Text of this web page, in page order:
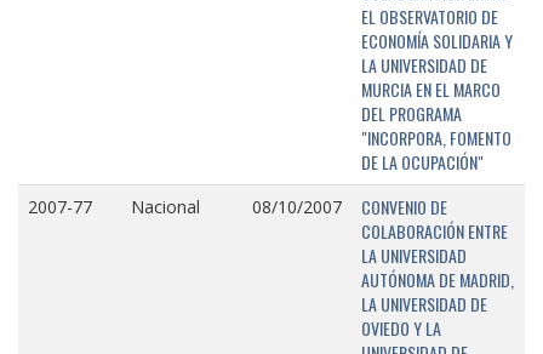
EL OBSERVATORIO DE
ECONOMÍA SOLIDARIA Y
LA UNIVERSIDAD DE
MURCIA EN EL MARCO
DEL PROGRAMA
"INCORPORA, FOMENTO
DE LA OCUPACIÓN"
2007-77 Nacional 08/10/2007
CONVENIO DE
COLABORACIÓN ENTRE
LA UNIVERSIDAD
AUTÓNOMA DE MADRID,
LA UNIVERSIDAD DE
OVIEDO Y LA